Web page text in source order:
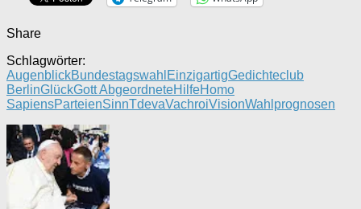
Share
Schlagwörter:
AugenblickBundestagswahl EinzigartigGedichteclub
BerlinGlückGott AbgeordneteHilfeHomo
SapiensParteienSinnTdevaVachroiVisionWahlprognosen